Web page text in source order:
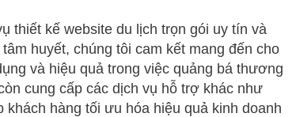
thiết kế website du lịch trọn gói uy tín và
huyết, chúng tôi cam kết mang đến cho
và hiệu quả trong việc quảng bá thương
cung cấp các dịch vụ hỗ trợ khác như
hàng tối ưu hóa hiệu quả kinh doanh